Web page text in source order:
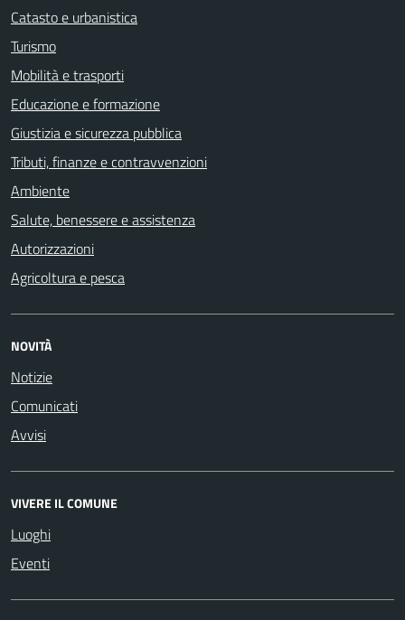
Catasto e urbanistica
Turismo
Mobilità e trasporti
Educazione e formazione
Giustizia e sicurezza pubblica
Tributi, finanze e contravvenzioni
Ambiente
Salute, benessere e assistenza
Autorizzazioni
Agricoltura e pesca
NOVITÀ
Notizie
Comunicati
Avvisi
VIVERE IL COMUNE
Luoghi
Eventi